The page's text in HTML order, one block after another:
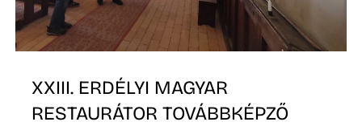
XXIII. ERDÉLYI MAGYAR
RESTAURÁTOR TOVÁBBKÉPZŐ